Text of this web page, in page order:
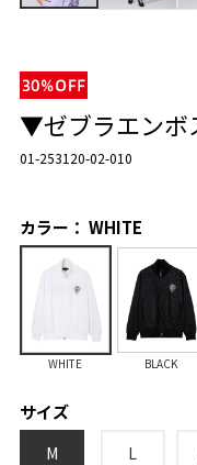
▼ゼブラエンボ
01-253120-02-010
カラー： WHITE
WHITE BLACK
サイズ
M L